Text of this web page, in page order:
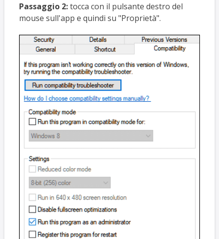
Passaggio 2:tocca con il pulsante destro del
mouse sull'app e quindi su "Proprietà".